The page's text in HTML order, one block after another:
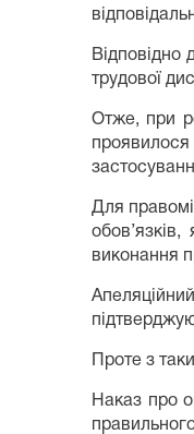
Відповідно
трудової
Отже, при
Для
виконання
Проте з
Наказ про